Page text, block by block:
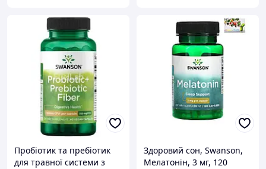
Пробіотик та пребіотик
для травної системи з
Здоровий сон, Swanson,
Мелатонін, 3 мг, 120